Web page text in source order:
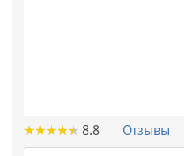
★★★★★
★★★★★ 8.8 Отзывы